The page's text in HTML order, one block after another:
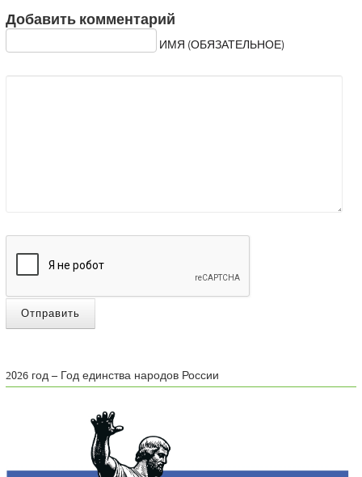
Добавить комментарий
ИМЯ (ОБЯЗАТЕЛЬНОЕ)
Отправить
2026 год – Год единства народов России